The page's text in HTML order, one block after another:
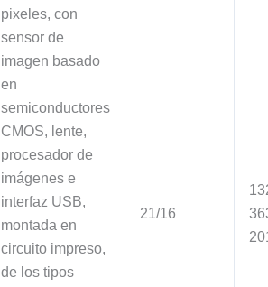
pixeles, con
sensor de
imagen basado
en
semiconductores
CMOS, lente,
procesador de
imágenes e
interfaz USB,
montada en
circuito impreso,
de los tipos
21/16